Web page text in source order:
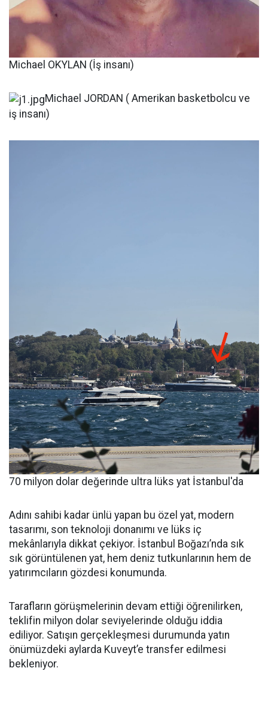
Michael OKYLAN (İş insanı)
Michael JORDAN ( Amerikan basketbolcu ve
iş insanı)
70 milyon dolar değerinde ultra lüks yat İstanbul'da
Adını sahibi kadar ünlü yapan bu özel yat, modern
tasarımı, son teknoloji donanımı ve lüks iç
mekânlarıyla dikkat çekiyor. İstanbul Boğazı’nda sık
sık görüntülenen yat, hem deniz tutkunlarının hem de
yatırımcıların gözdesi konumunda.
Tarafların görüşmelerinin devam ettiği öğrenilirken,
teklifin milyon dolar seviyelerinde olduğu iddia
ediliyor. Satışın gerçekleşmesi durumunda yatın
önümüzdeki aylarda Kuveyt’e transfer edilmesi
bekleniyor.